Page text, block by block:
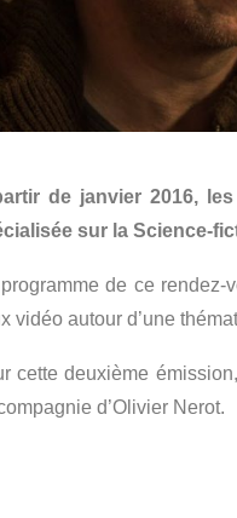
de janvier 2016,
sur la Science-
de ce rendez-
vidéo autour d’une
cette deuxième
d’Olivier Nerot.